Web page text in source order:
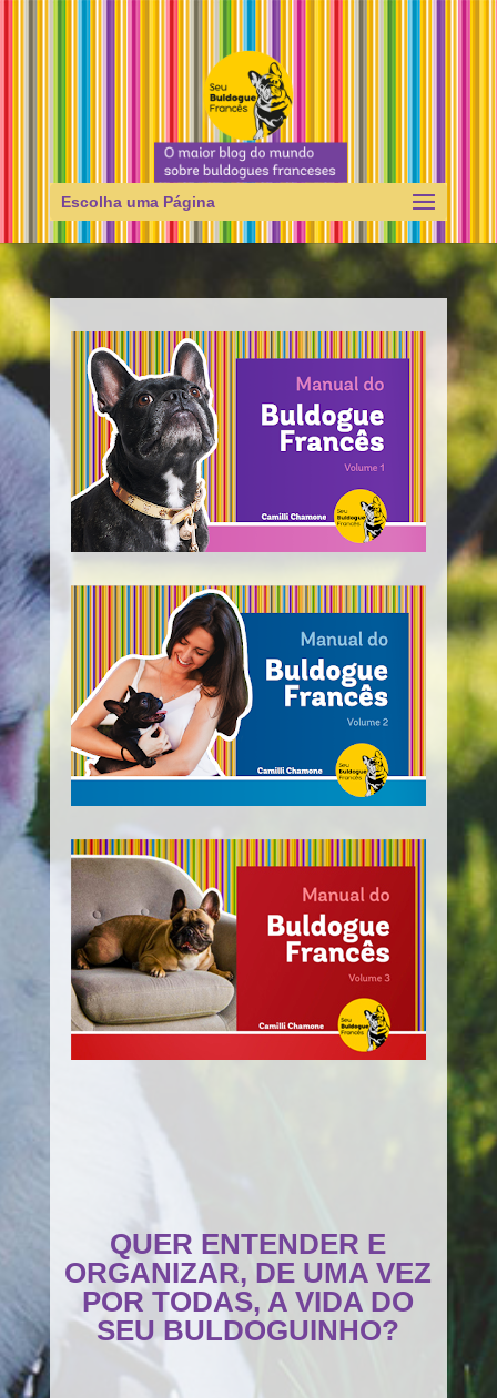
Escolha uma Página
QUER ENTENDER E
ORGANIZAR, DE UMA VEZ
POR TODAS, A VIDA DO
SEU BULDOGUINHO?